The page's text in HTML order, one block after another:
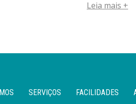
Leia mais +
SERVIÇOS FACILIDADES